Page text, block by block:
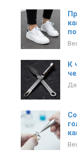
К